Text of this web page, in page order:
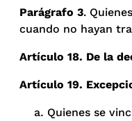
Parágrafo 3.
cuando no hayan
Artículo 18. De la
Artículo 19.
Quienes se